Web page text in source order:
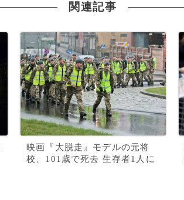
関連記事
映画『大脱走』モデルの元将
校、101歳で死去 生存者1人に